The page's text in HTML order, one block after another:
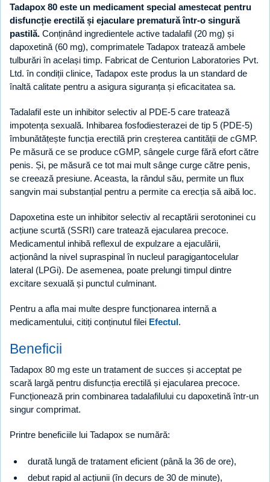
Tadapox 80 este un medicament special amestecat pentru
disfuncție erectilă și ejaculare prematură într-o singură
pastilă. Conținând ingredientele active tadalafil (20 mg) și
dapoxetină (60 mg), comprimatele Tadapox tratează ambele
tulburări în același timp. Fabricat de Centurion Laboratories Pvt.
Ltd. în condiții clinice, Tadapox este produs la un standard de
înaltă calitate pentru a asigura siguranța și eficacitatea sa.
Tadalafil este un inhibitor selectiv al PDE-5 care tratează
impotența sexuală. Inhibarea fosfodiesterazei de tip 5 (PDE-5)
îmbunătățește funcția erectilă prin creșterea cantității de cGMP.
Pe măsură ce se produce cGMP, sângele curge fără efort către
penis. Și, pe măsură ce tot mai mult sânge curge către penis,
se creează presiune. Aceasta, la rândul său, permite un flux
sangvin mai substanțial pentru a permite ca erecția să aibă loc.
Dapoxetina este un inhibitor selectiv al recaptării serotoninei cu
acțiune scurtă (SSRI) care tratează ejacularea precoce.
Medicamentul inhibă reflexul de expulzare a ejaculării,
acționând la nivel supraspinal în nucleul paragigantocelular
lateral (LPGi). De asemenea, poate prelungi timpul dintre
excitare sexuală și punctul culminant.
Pentru a afla mai multe despre funcționarea internă a
medicamentului, citiți conținutul filei Efectul.
Beneficii
Tadapox 80 mg este un tratament de succes și acceptat pe
scară largă pentru disfuncția erectilă și ejacularea precoce.
Funcționează prin combinarea tadalafilului cu dapoxetină într-un
singur comprimat.
Printre beneficiile lui Tadapox se numără:
durată lungă de tratament eficient (până la 36 de ore),
debut rapid al acțiunii (în decurs de 30 de minute),